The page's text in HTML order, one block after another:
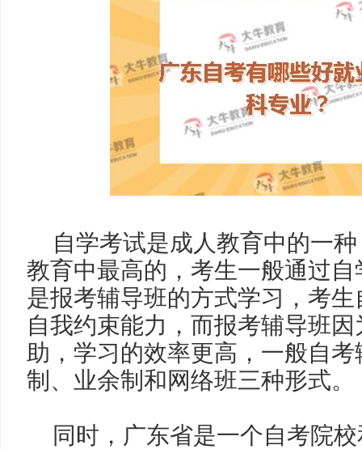
自学考试是成人教育中的一
教育中最高的，考生一般通过
是报考辅导班的方式学习，考
自我约束能力，而报考辅导班
助，学习的效率更高，一般自
制、业余制和网络班三种形式。
同时，广东省是一个自考院